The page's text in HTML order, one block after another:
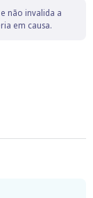
não invalida a
em causa.